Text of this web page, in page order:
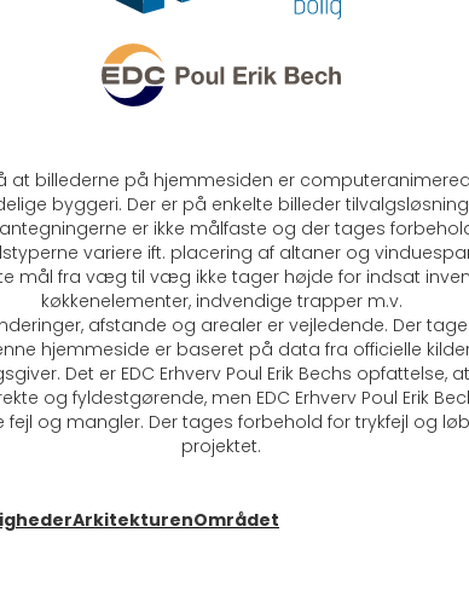
billederne på hjemmesiden er
byggeri. Der er på enkelte billeder
er ikke målfaste og der tages
variere ift. placering af altaner og
mål fra væg til væg ikke tager højde for indsat
køkkenelementer, indvendige trapper m.v.
afstande og arealer er vejledende. Der
hjemmeside er baseret på data fra officielle
Det er EDC Erhverv Poul Erik Bechs opfattelse,
og fyldestgørende, men EDC Erhverv Poul Erik
fejl og mangler. Der tages forbehold for trykfejl og
projektet.
ArkitekturenOmrådet